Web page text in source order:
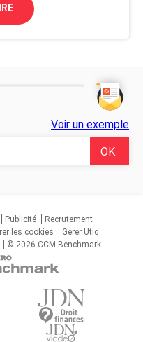
Voir un exemple
Publicité
Recrutement
les cookies
Gérer Utiq
© 2026 CCM Benchmark